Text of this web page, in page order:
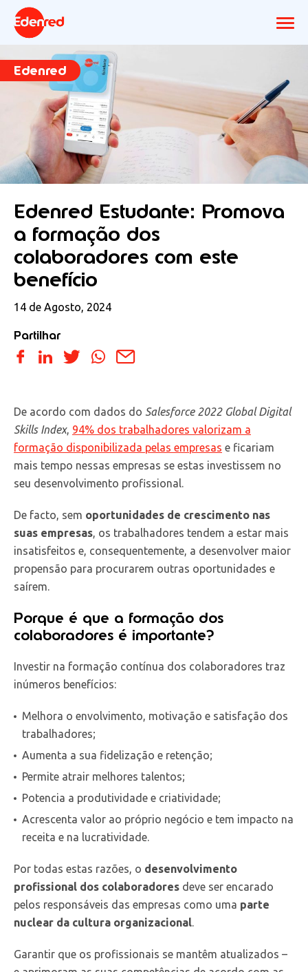
Edenred
Edenred Estudante: Promova
a formação dos
colaboradores com este
benefício
14 de Agosto, 2024
Partilhar
De acordo com dados do Salesforce 2022 Global Digital
Skills Index, 94% dos trabalhadores valorizam a
formação disponibilizada pelas empresas e ficariam
mais tempo nessas empresas se estas investissem no
seu desenvolvimento profissional.
De facto, sem oportunidades de crescimento nas
suas empresas , os trabalhadores tendem a estar mais
insatisfeitos e, consequentemente, a desenvolver maior
propensão para procurarem outras oportunidades e
saírem.
Porque é que a formação dos
colaboradores é importante?
Investir na formação contínua dos colaboradores traz
inúmeros benefícios:
Melhora o envolvimento, motivação e satisfação dos
trabalhadores;
Aumenta a sua fidelização e retenção;
Permite atrair melhores talentos;
Potencia a produtividade e criatividade;
Acrescenta valor ao próprio negócio e tem impacto na
receita e na lucratividade.
Por todas estas razões, o desenvolvimento
profissional dos colaboradores deve ser encarado
pelos responsáveis das empresas como uma parte
nuclear da cultura organizacional
Garantir que os profissionais se mantêm atualizados –